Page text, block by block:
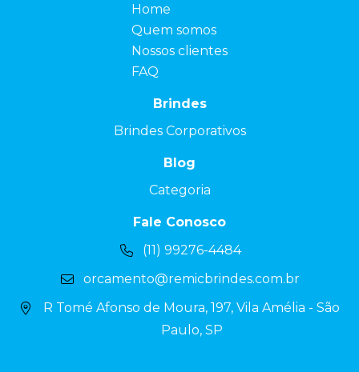
Home
Quem somos
Nossos clientes
FAQ
Brindes
Brindes Corporativos
Blog
Categoria
Fale Conosco
(11) 99276-4484
orcamento@remicbrindes.com.br
R Tomé Afonso de Moura, 197, Vila Amélia - São
Paulo, SP